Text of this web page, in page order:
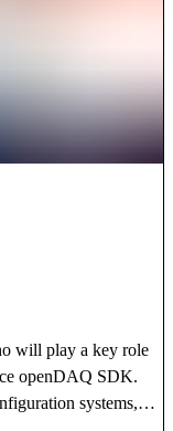
will play a key role
openDAQ SDK.
systems,